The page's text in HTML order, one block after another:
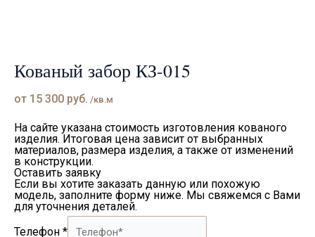
Кованый забор КЗ-015
от 15 300 руб. /кв.м
На сайте указана стоимость изготовления кованого
изделия. Итоговая цена зависит от выбранных
материалов, размера изделия, а также от изменений
в конструкции.
Оставить заявку
Если вы хотите заказать данную или похожую
модель, заполните форму ниже. Мы свяжемся с Вами
для уточнения деталей.
Телефон *